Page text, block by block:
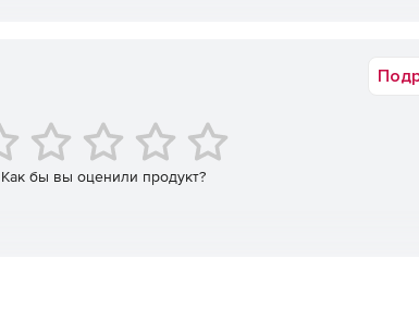
Как бы вы оценили продукт?